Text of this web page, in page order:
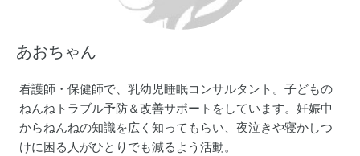
あおちゃん
看護師・保健師で、乳幼児睡眠コンサルタント。子どもの
ねんねトラブル予防＆改善サポートをしています。妊娠中
からねんねの知識を広く知ってもらい、夜泣きや寝かしつ
けに困る人がひとりでも減るよう活動。